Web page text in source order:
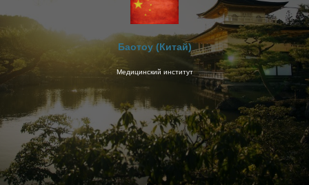
Баотоу (Китай)
Медицинский институт